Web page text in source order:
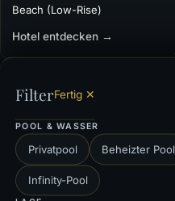
FilterFertig ✕
POOL & WASSER
Privatpool Beheizter Pool
Infinity-Pool
Beach (Low-Rise)
Hotel entdecken →
Curaçao Antigua
Lassen Sie sich